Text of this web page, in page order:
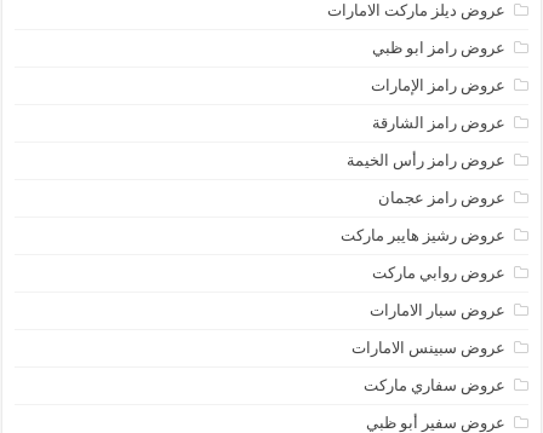
عروض ديلز ماركت الامارات
عروض رامز ابو ظبي
عروض رامز الإمارات
عروض رامز الشارقة
عروض رامز رأس الخيمة
عروض رامز عجمان
عروض رشيز هايبر ماركت
عروض روابي ماركت
عروض سبار الامارات
عروض سبينس الامارات
عروض سفاري ماركت
عروض سفير أبو ظبي